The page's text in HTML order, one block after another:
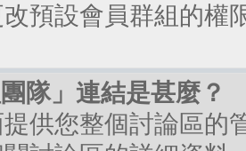
預設會員群組的權
隊」連結是甚麼？
供您整個討論區的